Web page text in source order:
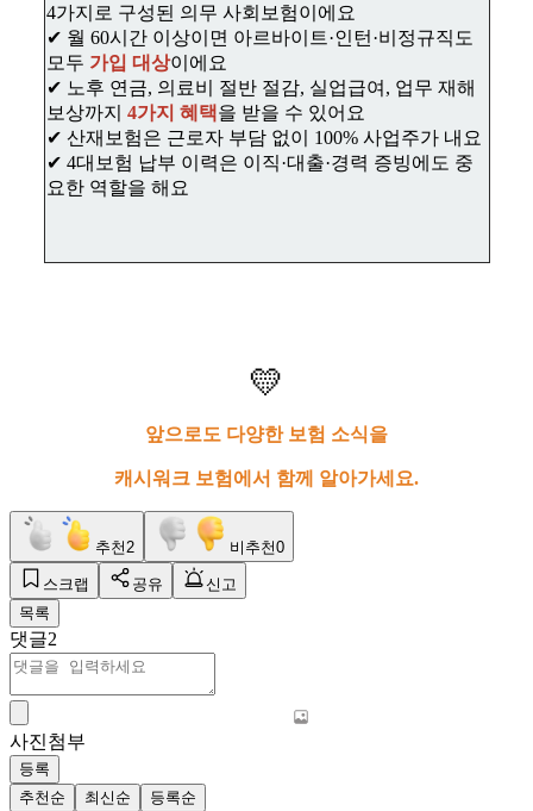
4가지로 구성된 의무 사회보험이에요
✔ 월 60시간 이상이면 아르바이트·인턴·비정규직도
모두 가입 대상이에요
✔ 노후 연금, 의료비 절반 절감, 실업급여, 업무 재해
보상까지 4가지 혜택을 받을 수 있어요
✔ 산재보험은 근로자 부담 없이 100% 사업주가 내요
✔ 4대보험 납부 이력은 이직·대출·경력 증빙에도 중
요한 역할을 해요
💛
앞으로도 다양한 보험 소식을
캐시워크 보험에서 함께 알아가세요.
추천 2 비추천0
스크랩 공유
신고
목록
댓글2
사진첨부
등록
추천순
최신순 등록순